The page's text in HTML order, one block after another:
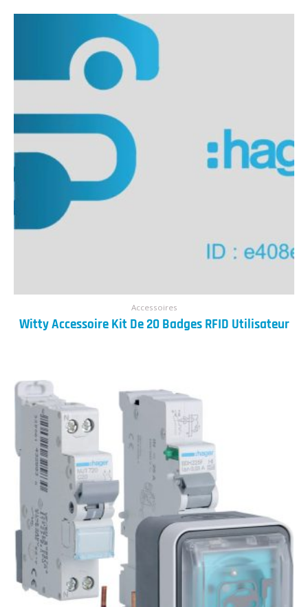
Accessoires
Witty Accessoire Kit De 20 Badges RFID Utilisateur